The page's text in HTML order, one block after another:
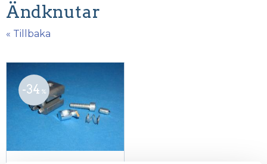
Ändknutar
« Tillbaka
34 %